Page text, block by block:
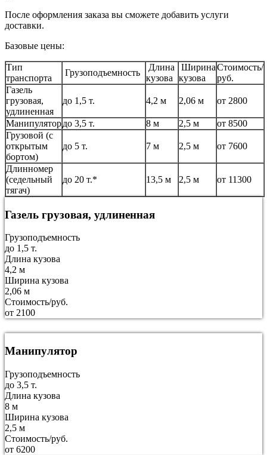
После оформления заказа вы сможете добавить услуги
доставки.
Базовые цены:
Тип
транспорта
Грузоподъемность
Длина
кузова
Ширина
кузова
Стоимость/
руб.
Газель
грузовая,
удлиненная
до 1,5 т. 4,2 м 2,06 м от 2800
Манипулятордо 3,5 т. 8 м 2,5 м
от 8500
Грузовой (с
открытым
бортом)
до 5 т. 7 м 2,5 м от 7600
Длинномер
(седельный
тягач)
до 20 т.* 13,5 м 2,5 м от 11300
Газель грузовая, удлиненная
Грузоподъемность
до 1,5 т.
Длина кузова
4,2 м
Ширина кузова
2,06 м
Стоимость/руб.
от 2100
Манипулятор
Грузоподъемность
до 3,5 т.
Длина кузова
8 м
Ширина кузова
2,5 м
Стоимость/руб.
от 6200